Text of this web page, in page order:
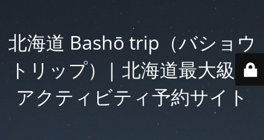
北海道 Bashō trip（バショウ
トリップ）| 北海道最大級の
アクティビティ予約サイト